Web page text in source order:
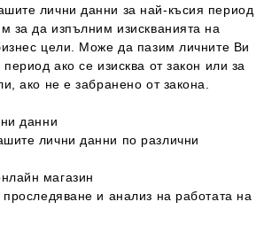
лични данни за най-късия период
за да изпълним изискванията на
цели. Може да пазим личните Ви
ако се изисква от закон или за
ако не е забранено от закона.
данни
лични данни по различни
магазин
и анализ на работата на